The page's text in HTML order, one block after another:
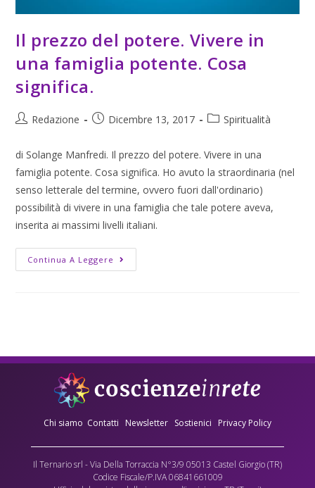
Il prezzo del potere. Vivere in
una famiglia potente. Cosa
significa.
Redazione Dicembre 13, 2017 Spiritualità
di Solange Manfredi. Il prezzo del potere. Vivere in una
famiglia potente. Cosa significa. Ho avuto la straordinaria (nel
senso letterale del termine, ovvero fuori dall'ordinario)
possibilità di vivere in una famiglia che tale potere aveva,
inserita ai massimi livelli italiani.
Continua A Leggere
Chi siamo Contatti Newsletter Sostienici Privacy Policy
Il Ternario srl - Via Della Torraccia N°3/9 05013 Castel Giorgio (TR)
Codice Fiscale/P.IVA 06841661009